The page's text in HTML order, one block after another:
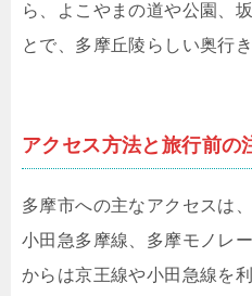
ら、よこやまの道や公園、
とで、多摩丘陵らしい奥行
アクセス方法と旅行前の
多摩市への主なアクセスは
小田急多摩線、多摩モノレ
からは京王線や小田急線を